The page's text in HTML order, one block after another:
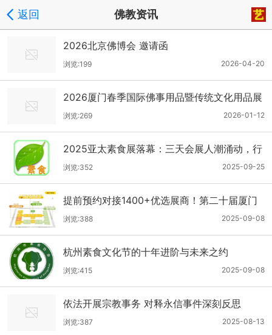
返回 佛教资讯
2026北京佛博会 邀请函
2026-04-20
浏览:199
2026厦门春季国际佛事用品暨传统文化用品展
览会
2026-01-12
浏览:269
2025亚太素食展落幕：三天会展人潮涌动，行
业大咖共绘素食产业蓝图
2025-09-25
浏览:352
提前预约对接1400+优选展商！第二十届厦门
佛事用品秋季展预登记全面开放！
2025-09-08
浏览:388
杭州素食文化节的十年进阶与未来之约
2025-09-08
浏览:415
依法开展宗教事务 对释永信事件深刻反思
2025-08-13
浏览:387